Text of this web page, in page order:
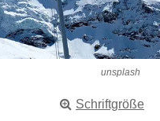
unsplash
Schriftgröße